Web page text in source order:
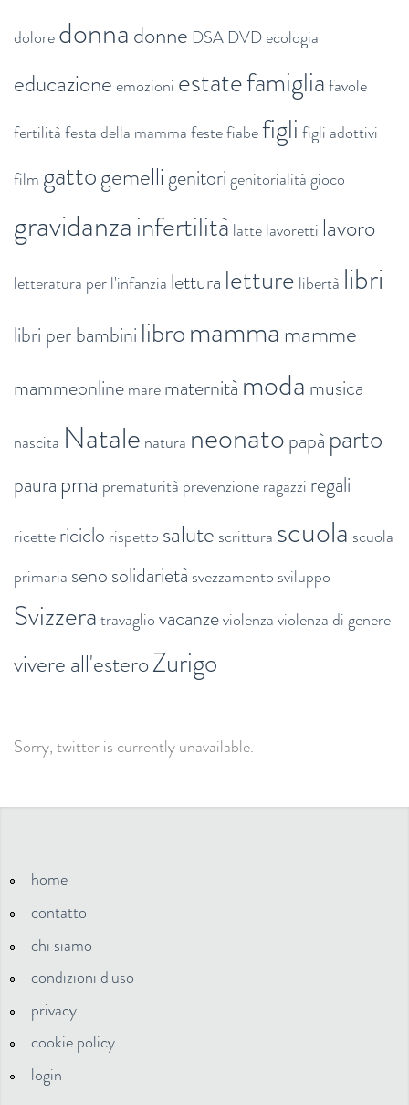
doloredonnadonne DSA DVDecologia
educazioneemozioni estatefamigliafavole
fertilitàfesta della mammafestefiabefigli figli adottivi
film gattogemelligenitorigenitorialitàgioco
gravidanzainfertilità lattelavoretti lavoro
letteratura per l'infanzia lettura letture libertà libri
libri per bambini libromamma mamme
mammeonlinemarematernità moda musica
nascita Natale natura neonatopapà parto
paura pma prematurità prevenzioneragazzi regali
ricettericiclo rispetto salute scrittura scuola scuola
primaria senosolidarietà svezzamento sviluppo
Svizzeratravagliovacanzeviolenzaviolenza di genere
vivere all'esteroZurigo
Sorry, twitter is currently unavailable.
home
contatto
chi siamo
condizioni d'uso
privacy
cookie policy
login